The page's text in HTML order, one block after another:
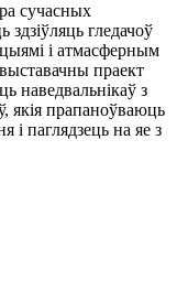
сучасных
здзіўляць гледачоў
і атмасферным
праект
наведвальнікаў з
якія прапаноўваюць
і паглядзець на яе з